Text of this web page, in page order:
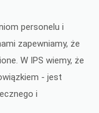
personelu i
zapewniamy, że
W IPS wiemy, że
- jest
i